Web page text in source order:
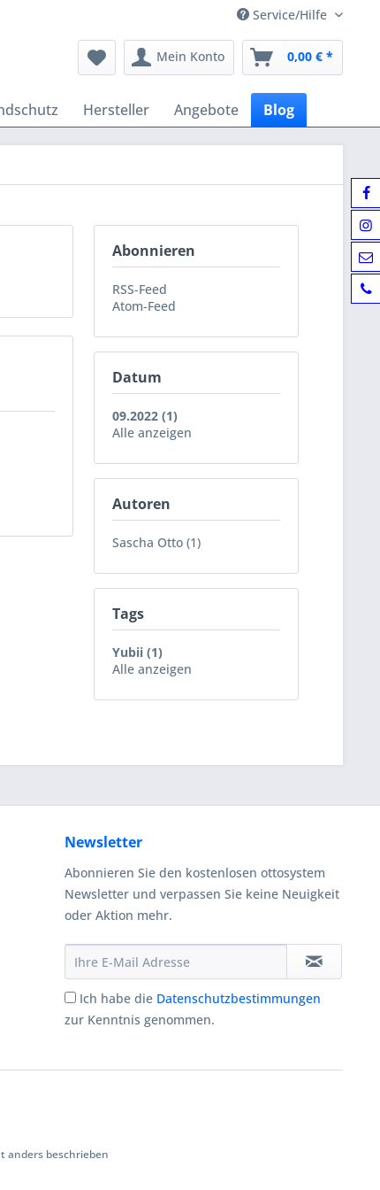
Service/Hilfe
Mein Konto 0,00 € *
Hersteller Angebote Blog
Abonnieren
RSS-Feed
Atom-Feed
Datum
09.2022 (1)
Alle anzeigen
Autoren
Sascha Otto (1)
Tags
Yubii (1)
Alle anzeigen
Newsletter
Abonnieren Sie den kostenlosen ottosystem
Newsletter und verpassen Sie keine Neuigkeit
oder Aktion mehr.
Ich habe die Datenschutzbestimmungen
zur Kenntnis genommen.
anders beschrieben